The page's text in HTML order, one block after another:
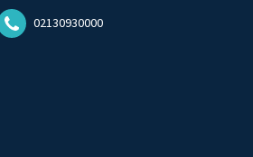
02130930000